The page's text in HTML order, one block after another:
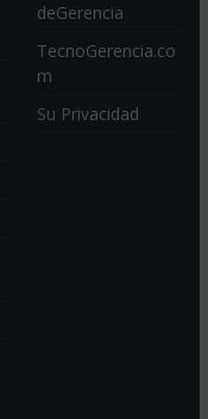
deGerencia
TecnoGerencia.co
m
Su Privacidad